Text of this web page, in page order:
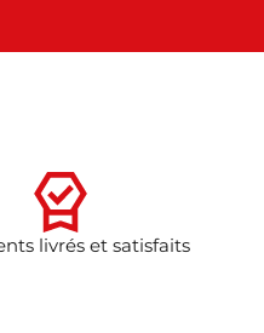
livrés et satisfaits